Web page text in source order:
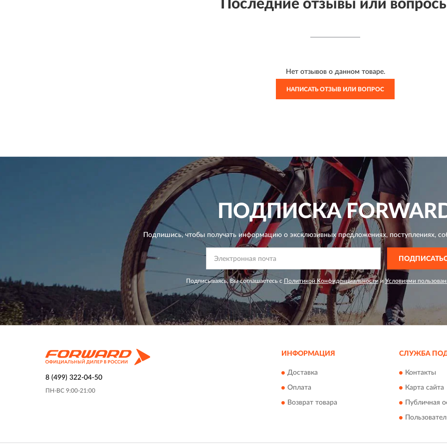
Последние отзывы или
Нет отзывов о данном товаре.
НАПИСАТЬ ОТЗЫВ ИЛИ ВОПРОС
ПОДПИСКА
Подпишись, чтобы получать информацию о эксклюзивных предложениях,поступлениях,
Подписываясь, Вы соглашаетесь с Политикой Конфиденциальности и Условиями
8 (499) 322-04-50
ПН-ВС 9:00-21:00
ИНФОРМАЦИЯ
Доставка
Оплата
Возврат товара
СЛУЖБА
Контакты
Карта сайта
Публичная